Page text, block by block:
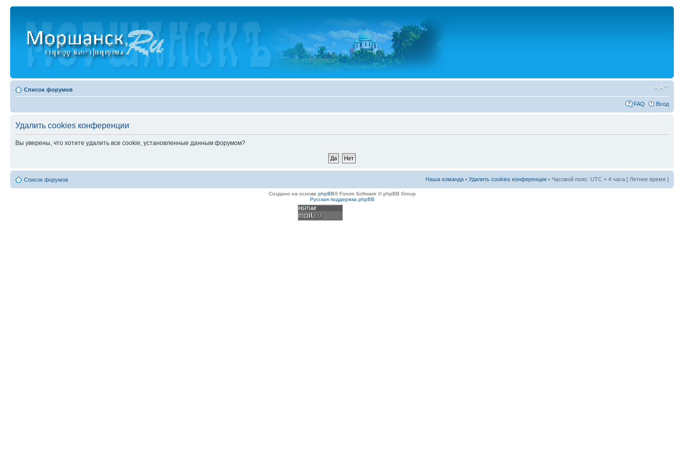
Список форумов
FAQ Вход
Удалить cookies конференции
Вы уверены, что хотите удалить все cookie, установленные данным форумом?
Список форумов Наша команда • Удалить cookies конференции • Часовой пояс: UTC + 4 часа [ Летнее время ]
Создано на основе phpBB® Forum Software © phpBB Group
Русская поддержка phpBB